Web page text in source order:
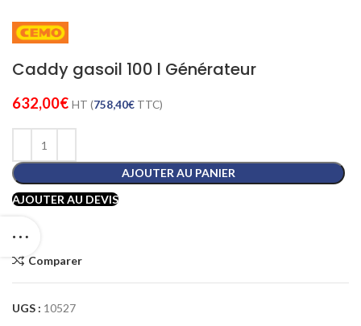
Caddy gasoil 100 l Générateur
632,00€ HT (758,40€ TTC)
AJOUTER AU PANIER
AJOUTER AU DEVIS
Comparer
UGS : 10527